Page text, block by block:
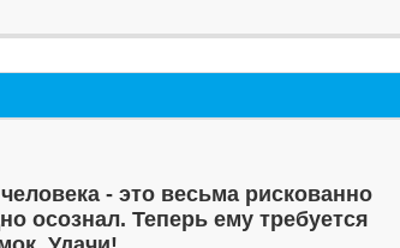
- это весьма рискованно
осознал. Теперь ему требуется